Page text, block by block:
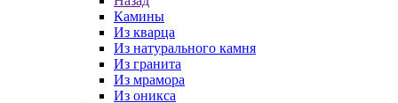
Камины
Из кварца
Из натурального камня
Из гранита
Из мрамора
Из оникса